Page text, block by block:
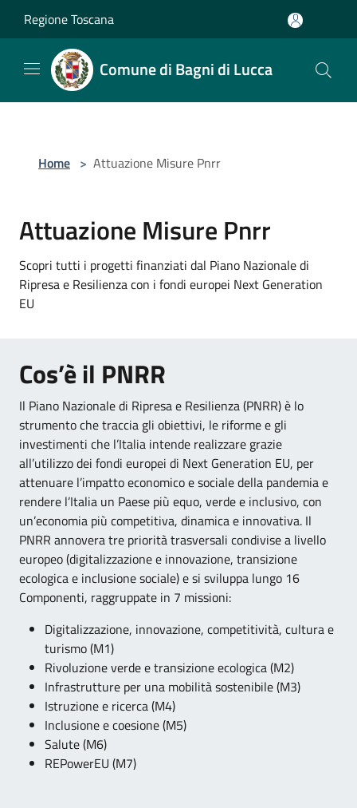
Regione Toscana
Comune di Bagni di Lucca
Home > Attuazione Misure Pnrr
Attuazione Misure Pnrr
Scopri tutti i progetti finanziati dal Piano Nazionale di
Ripresa e Resilienza con i fondi europei Next Generation
EU
Cos’è il PNRR
Il Piano Nazionale di Ripresa e Resilienza (PNRR) è lo
strumento che traccia gli obiettivi, le riforme e gli
investimenti che l’Italia intende realizzare grazie
all’utilizzo dei fondi europei di Next Generation EU, per
attenuare l’impatto economico e sociale della pandemia e
rendere l’Italia un Paese più equo, verde e inclusivo, con
un’economia più competitiva, dinamica e innovativa. Il
PNRR annovera tre priorità trasversali condivise a livello
europeo (digitalizzazione e innovazione, transizione
ecologica e inclusione sociale) e si sviluppa lungo 16
Componenti, raggruppate in 7 missioni:
Digitalizzazione, innovazione, competitività, cultura e
turismo (M1)
Rivoluzione verde e transizione ecologica (M2)
Infrastrutture per una mobilità sostenibile (M3)
Istruzione e ricerca (M4)
Inclusione e coesione (M5)
Salute (M6)
REPowerEU (M7)